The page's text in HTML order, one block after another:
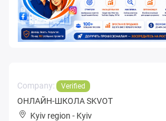
Company: Verified
ОНЛАЙН-ШКОЛА SKVOT
Kyiv region - Kyiv